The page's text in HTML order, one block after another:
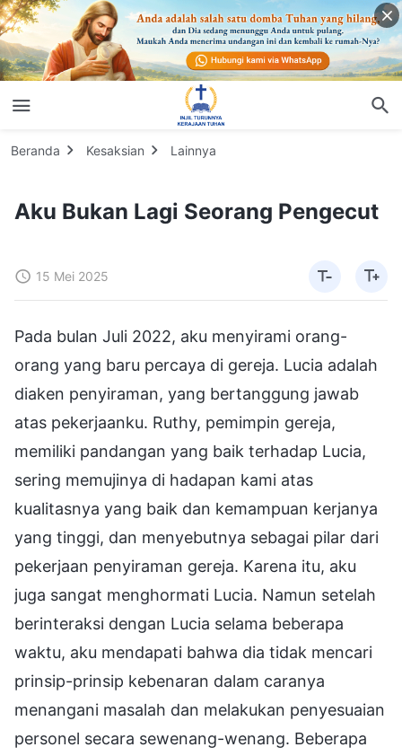
Beranda Kesaksian Lainnya
Aku Bukan Lagi Seorang Pengecut
15 Mei 2025
Pada bulan Juli 2022, aku menyirami orang-
orang yang baru percaya di gereja. Lucia adalah
diaken penyiraman, yang bertanggung jawab
atas pekerjaanku. Ruthy, pemimpin gereja,
memiliki pandangan yang baik terhadap Lucia,
sering memujinya di hadapan kami atas
kualitasnya yang baik dan kemampuan kerjanya
yang tinggi, dan menyebutnya sebagai pilar dari
pekerjaan penyiraman gereja. Karena itu, aku
juga sangat menghormati Lucia. Namun setelah
berinteraksi dengan Lucia selama beberapa
waktu, aku mendapati bahwa dia tidak mencari
prinsip-prinsip kebenaran dalam caranya
menangani masalah dan melakukan penyesuaian
personel secara sewenang-wenang. Beberapa